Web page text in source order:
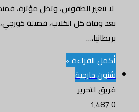
بعد وفاة كل الكلاب، فصيلة
بريطانيا،…
أكمل القراءة »
شئون خارجية
فريق التحرير
0